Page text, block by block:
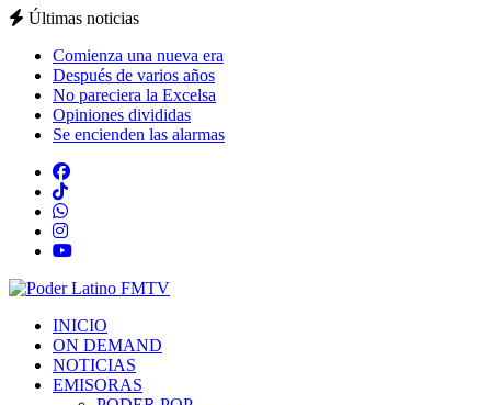
Últimas noticias
Comienza una nueva era
Después de varios años
No pareciera la Excelsa
Opiniones divididas
Se encienden las alarmas
INICIO
ON DEMAND
NOTICIAS
EMISORAS